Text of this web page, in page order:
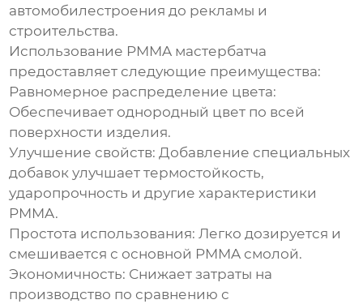
автомобилестроения до рекламы и
строительства.
Использование PMMA мастербатча
предоставляет следующие преимущества:
Равномерное распределение цвета:
Обеспечивает однородный цвет по всей
поверхности изделия.
Улучшение свойств: Добавление специальных
добавок улучшает термостойкость,
ударопрочность и другие характеристики
PMMA.
Простота использования: Легко дозируется и
смешивается с основной PMMA смолой.
Экономичность: Снижает затраты на
производство по сравнению с